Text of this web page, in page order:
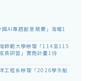
AI專題創意競賽」海報1
師範大學辦理「114至115
長研習」實施計畫1份
工程系辦理「2026學生船